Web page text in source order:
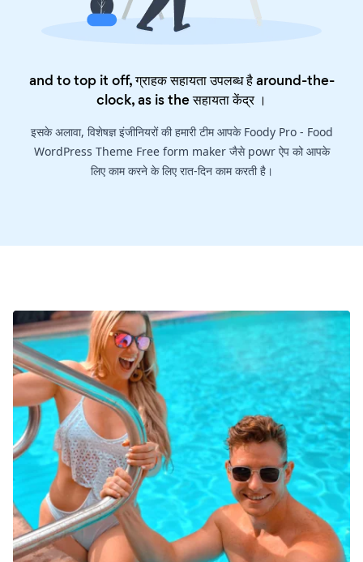
and to top it off, ग्राहक सहायता उपलब्ध है around-the-
clock, as is theसहायता केंद्र।
इसके अलावा, विशेषज्ञ इंजीनियरों की हमारी टीम आपके Foody Pro - Food
WordPress Theme Free form maker जैसे powr ऐप को आपके
लिए काम करने के लिए रात-दिन काम करती है।